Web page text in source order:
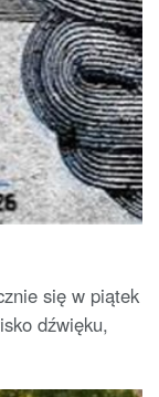
się w piątek
dźwięku,